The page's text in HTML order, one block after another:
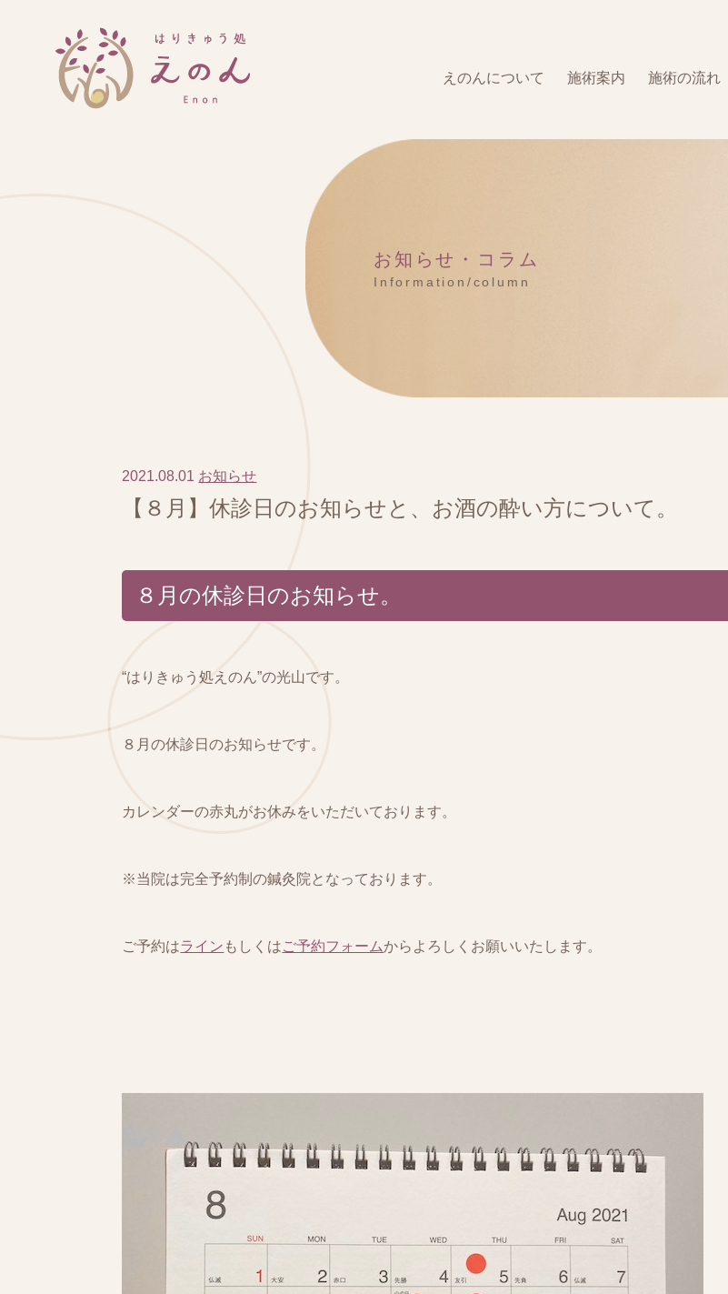
えのんについて 施術案内 施術の流れ
お知らせ・コラム
Information/column
2021.08.01 お知らせ
【８月】休診日のお知らせと、お酒の酔い方について。
８月の休診日のお知らせ。
“はりきゅう処えのん”の光山です。
８月の休診日のお知らせです。
カレンダーの赤丸がお休みをいただいております。
※当院は完全予約制の鍼灸院となっております。
ご予約はライン もしくはご予約フォームからよろしくお願いいたします。